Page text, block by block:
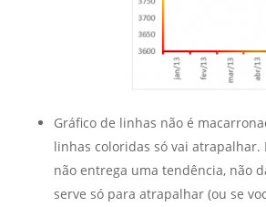
Gráfico de linhas não é
linhas coloridas só vai atrapalhar.
não entrega uma tendência, não
serve só para atrapalhar (ou se